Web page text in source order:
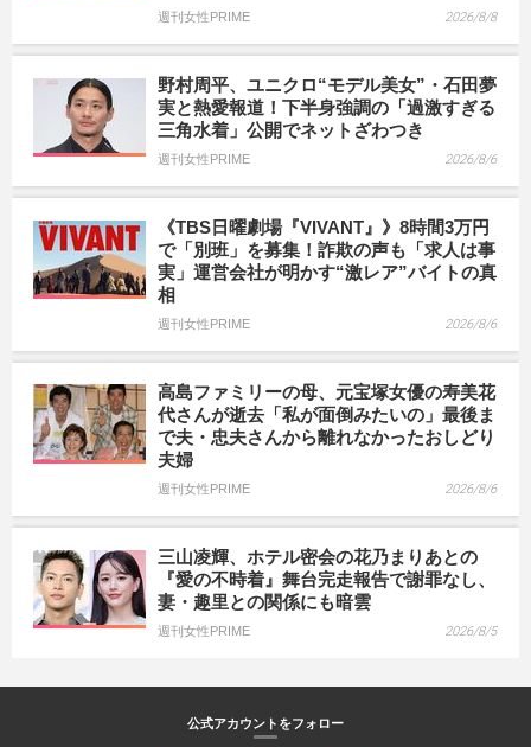
週刊女性PRIME 2026/8/8
野村周平、ユニクロ“モデル美女”・石田夢
実と熱愛報道！下半身強調の「過激すぎる
三角水着」公開でネットざわつき
週刊女性PRIME 2026/8/6
《TBS日曜劇場『VIVANT』》8時間3万円
で「別班」を募集！詐欺の声も「求人は事
実」運営会社が明かす“激レア”バイトの真
相
週刊女性PRIME 2026/8/6
高島ファミリーの母、元宝塚女優の寿美花
代さんが逝去「私が面倒みたいの」最後ま
で夫・忠夫さんから離れなかったおしどり
夫婦
週刊女性PRIME 2026/8/6
三山凌輝、ホテル密会の花乃まりあとの
『愛の不時着』舞台完走報告で謝罪なし、
妻・趣里との関係にも暗雲
週刊女性PRIME 2026/8/5
公式アカウントをフォロー